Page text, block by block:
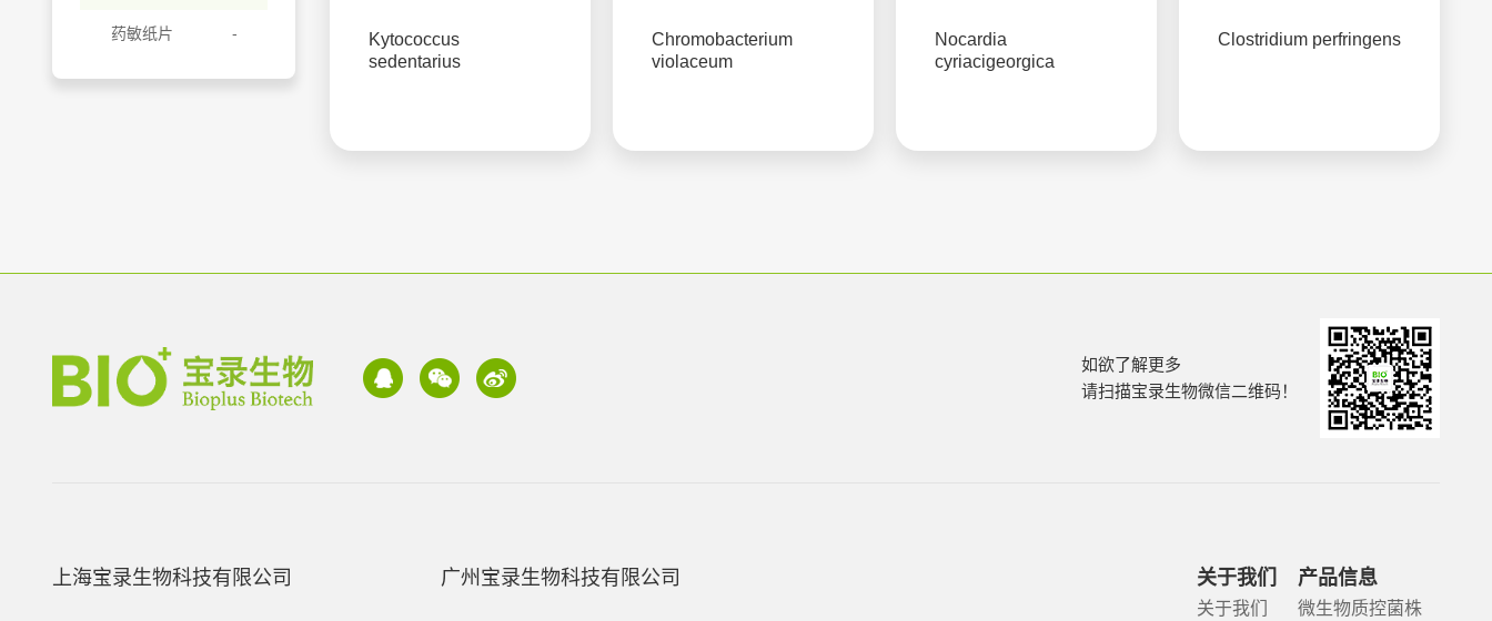
药敏纸片
Kytococcus
sedentarius
Chromobacterium
violaceum
Nocardia
cyriacigeorgica
Clostridium perfringens
如欲了解更多
请扫描宝录生物微信二维码！
上海宝录生物科技有限公司 广州宝录生物科技有限公司 关于我们
关于我们
产品信息
微生物质控菌株